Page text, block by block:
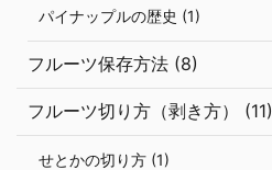
パイナップルの歴史 (1)
フルーツ保存方法 (8)
フルーツ切り方（剥き方） (11)
せとかの切り方 (1)